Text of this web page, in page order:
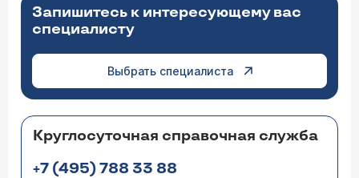
Запишитесь к интересующему вас
специалисту
Выбрать специалиста
Круглосуточная справочная служба
+7 (495) 788 33 88